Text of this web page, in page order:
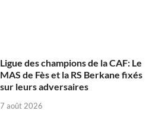
Ligue des champions de la CAF: Le
MAS de Fès et la RS Berkane fixés
sur leurs adversaires
7 août 2026